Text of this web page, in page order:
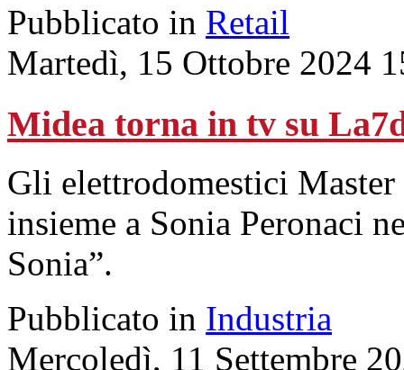
Pubblicato in Retail
Martedì, 15 Ottobre 2024
Midea torna in tv su
Gli elettrodomestici
insieme a Sonia Peronaci
Sonia”.
Pubblicato in Industria
Mercoledì, 11 Settembre